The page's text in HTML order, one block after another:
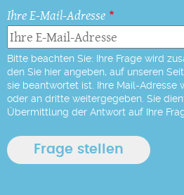
Ihre E-Mail-Adresse
Bitte beachten Sie: Ihre Frage wird
den Sie hier angeben, auf unseren
sie beantwortet ist. Ihre Mail-Adresse
oder an dritte weitergegeben. Sie
Übermittlung der Antwort auf Ihre